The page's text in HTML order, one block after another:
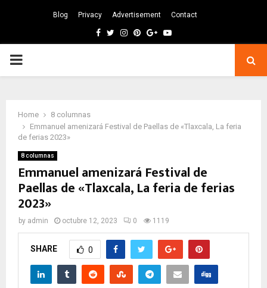
Blog Privacy Advertisement Contact
Facebook
TwitterInstagram
Pinterest
GoogleYoutube
PRIMARY
Home
8 columnas
Emmanuel amenizará Festival de Paellas de «Tlaxcala, La feria
de ferias 2023»
8 columnas
Emmanuel amenizará Festival de
Paellas de «Tlaxcala, La feria de ferias
2023»
by admin octubre 12, 2023 0 1119
SHARE 0